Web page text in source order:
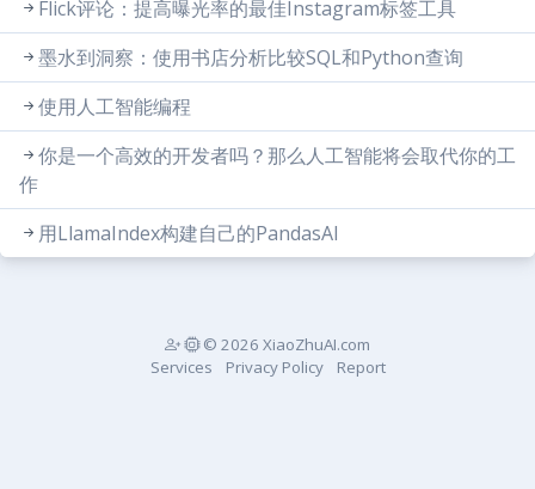
Flick评论：提高曝光率的最佳Instagram标签工具
墨水到洞察：使用书店分析比较SQL和Python查询
使用人工智能编程
你是一个高效的开发者吗？那么人工智能将会取代你的工
作
用LlamaIndex构建自己的PandasAI
© 2026 XiaoZhuAI.com
Services
Privacy Policy Report